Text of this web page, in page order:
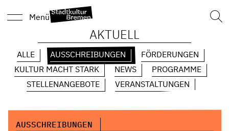
Menü
AKTUELL
ALLE AUSSCHREIBUNGEN
FÖRDERUNGEN
KULTUR MACHT STARK
NEWS
PROGRAMME
STELLENANGEBOTE
VERANSTALTUNGEN
AUSSCHREIBUNGEN